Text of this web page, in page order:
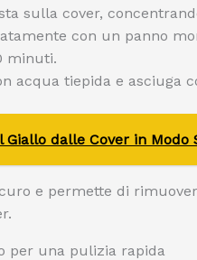
sulla cover,
con un panno
minuti.
acqua tiepida e asciuga
Giallo dalle Cover in
e permette di
per una pulizia rapida